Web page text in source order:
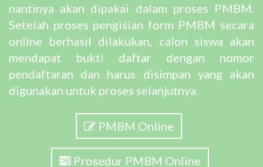
nantinya akan dipakai dalam proses PMBM.
Setelah proses pengisian form PMBM secara
online berhasil dilakukan, calon siswa akan
mendapat bukti daftar dengan nomor
pendaftaran dan harus disimpan yang akan
digunakan untuk proses selanjutnya.
PMBM Online
Prosedur PMBM Online